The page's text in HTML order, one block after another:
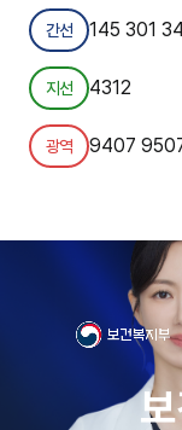
간선 145 301
지선 4312
광역 9407